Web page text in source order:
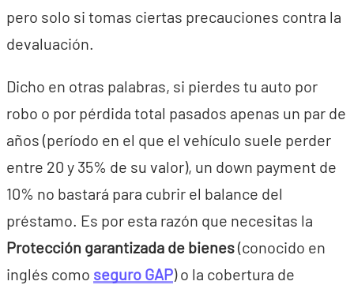
pero solo si tomas ciertas precauciones contra la
devaluación.
Dicho en otras palabras, si pierdes tu auto por
robo o por pérdida total pasados apenas un par de
años (período en el que el vehículo suele perder
entre 20 y 35% de su valor), un down payment de
10% no bastará para cubrir el balance del
préstamo. Es por esta razón que necesitas la
Protección garantizada de bienes(conocido en
inglés como seguro GAP) o la cobertura de